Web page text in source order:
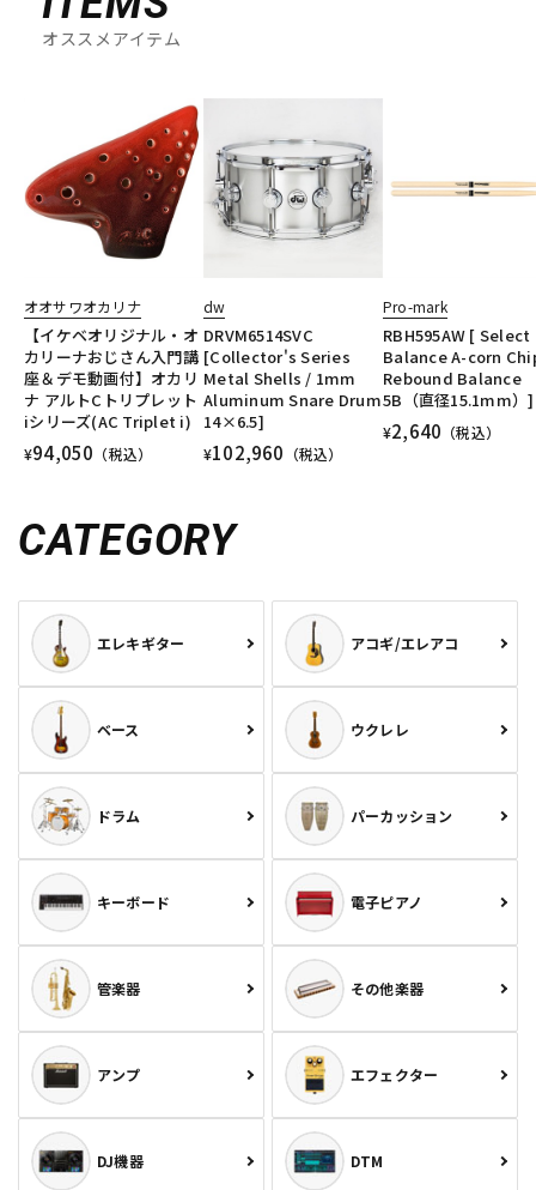
オススメアイテム
オオサワオカリナ
【イケベオリジナル・オ
カリーナおじさん入門講
座＆デモ動画付】オカリ
ナ アルトCトリプレット
iシリーズ(AC Triplet i)
¥94,050 （税込）
dw
DRVM6514SVC
[Collector's Series
Metal Shells / 1mm
Aluminum Snare Drum
14×6.5]
¥102,960 （税込）
Pro-mark
RBH595AW [ Select
Balance A-corn
Rebound Balance
5B（直径15.1mm）]
¥2,640 （税込）
CATEGORY
エレキギター アコギ/エレアコ
ベース ウクレレ
ドラム パーカッション
キーボード 電子ピアノ
管楽器 その他楽器
アンプ エフェクター
DJ機器 DTM